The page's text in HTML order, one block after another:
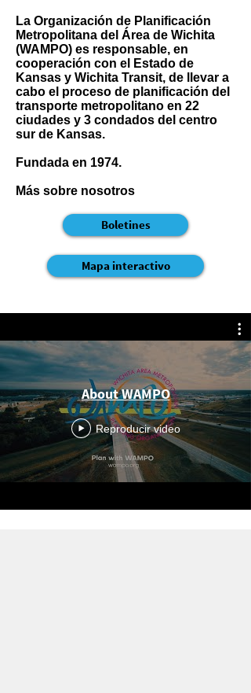
La Organización de Planificación
Metropolitana del Área de Wichita
(WAMPO) es responsable, en
cooperación con el Estado de
Kansas y Wichita Transit, de llevar a
cabo el proceso de planificación del
transporte metropolitano en 22
ciudades y 3 condados del centro
sur de Kansas.
Fundada en 1974.
Más sobre nosotros
Boletines
Mapa interactivo
About WAMPO
Reproducir video